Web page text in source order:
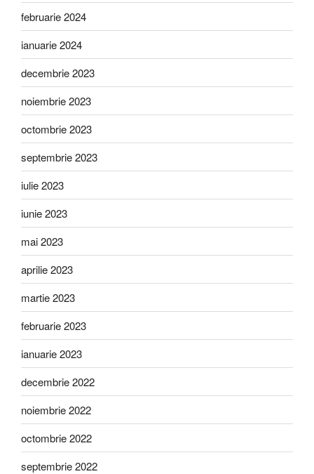
februarie 2024
ianuarie 2024
decembrie 2023
noiembrie 2023
octombrie 2023
septembrie 2023
iulie 2023
iunie 2023
mai 2023
aprilie 2023
martie 2023
februarie 2023
ianuarie 2023
decembrie 2022
noiembrie 2022
octombrie 2022
septembrie 2022